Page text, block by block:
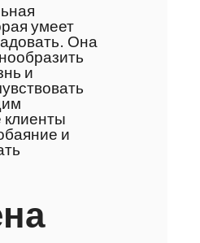
умеет
Она
и
и